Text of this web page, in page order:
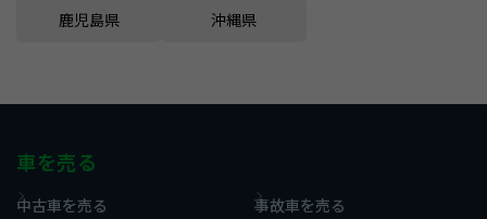
鹿児島県 沖縄県
車を売る
中古車を売る
事故車を売る